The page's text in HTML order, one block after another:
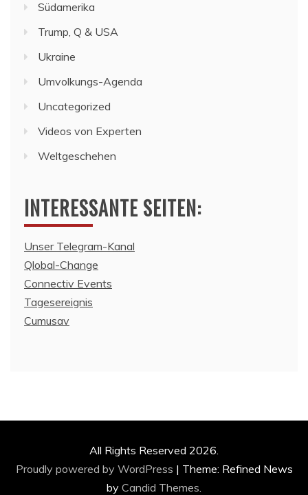
Südamerika
Trump, Q & USA
Ukraine
Umvolkungs-Agenda
Uncategorized
Videos von Experten
Weltgeschehen
INTERESSANTE SEITEN:
Unser Telegram-Kanal
Qlobal-Change
Connectiv Events
Tagesereignis
Cumusav
All Rights Reserved 2026.
Proudly powered by WordPress | Theme: Refined News
by Candid Themes